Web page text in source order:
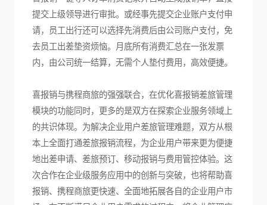
提交上级领导进行审批。或经事先提交企业账户支付申
请，员工出行还可以选择先消费后由公司账户支付，免
去员工出差垫资烦恼。月底所有消费汇总在一张发票
内，由公司统一结算，无需个人垫付费用，高效便捷。
喜报销与携程商旅的强强联合，在优化喜报销差旅管理
模块的功能同时，更多的是双方在探索企业服务领域上
的共识体现。为解决企业用户差旅管理难题，双方从根
本上全面打通差旅报销流程，为企业用户带来更为便捷
地出差申请、差旅预订、移动报销与费用管控体验。这
次合作在企业级服务应用中的创新与突破，也将帮助喜
报销、携程商旅更快速、全面地拓展各自的企业用户市